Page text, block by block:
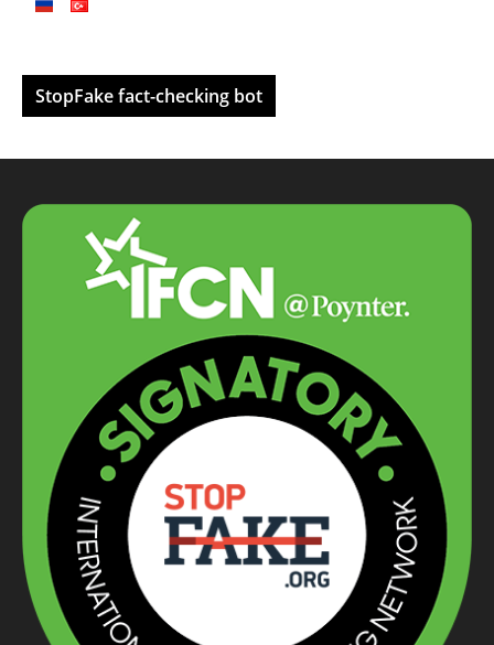
StopFake fact-checking bot